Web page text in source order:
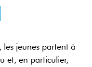
les jeunes partent à
et, en particulier,